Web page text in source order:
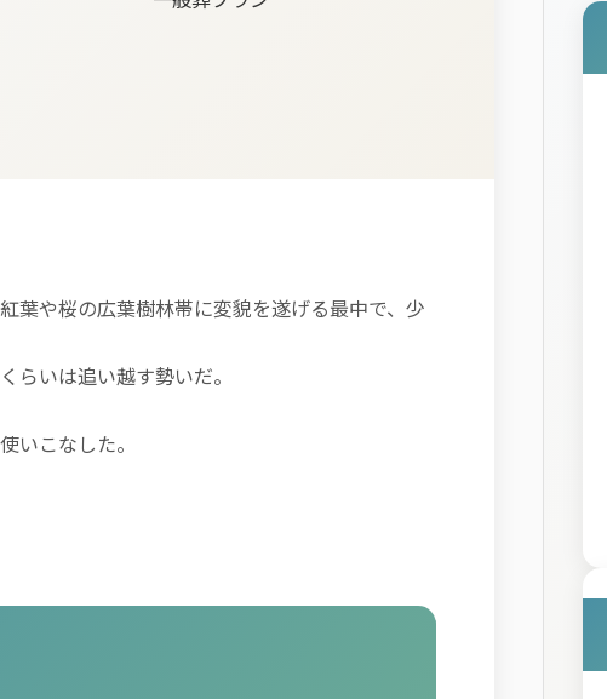
葉や桜の広葉樹林帯に変貌を遂げる最中で、少
らいは追い越す勢いだ。
いこなした。